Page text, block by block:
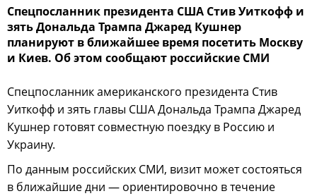
Спецпосланник президента США Стив Уиткофф и
зять Дональда Трампа Джаред Кушнер
планируют в ближайшее время посетить Москву
и Киев. Об этом сообщают российские СМИ
Спецпосланник американского президента Стив
Уиткофф и зять главы США Дональда Трампа Джаред
Кушнер готовят совместную поездку в Россию и
Украину.
По данным российских СМИ, визит может состояться
в ближайшие дни — ориентировочно в течение